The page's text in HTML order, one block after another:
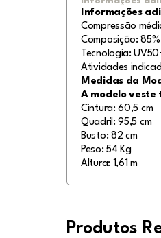
Informações
Compressão
Composição: 85%
Tecnologia:
Atividades
Medidas da
A modelo veste
Cintura: 60,5 cm
Quadril: 95,5 cm
Busto: 82 cm
Peso: 54 Kg
Altura: 1,61 m
Produtos